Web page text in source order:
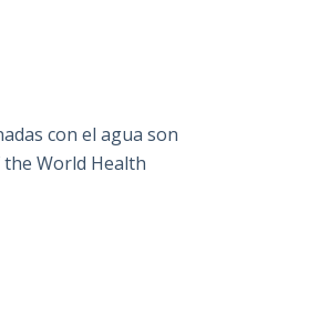
con el agua son
World Health